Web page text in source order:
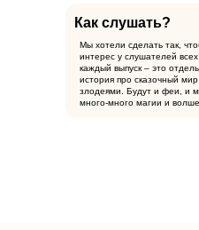
Как слушать?
Мы хотели сделать так,
интерес у слушателей
каждый выпуск – это
история про сказочный
злодеями. Будут и феи, и
много-много магии и